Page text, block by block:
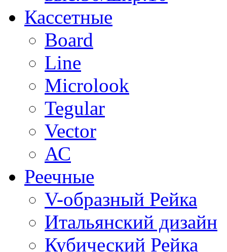
Кассетные
Board
Line
Microlook
Tegular
Vector
АС
Реечные
V-образный Рейка
Итальянский дизайн
Кубический Рейка